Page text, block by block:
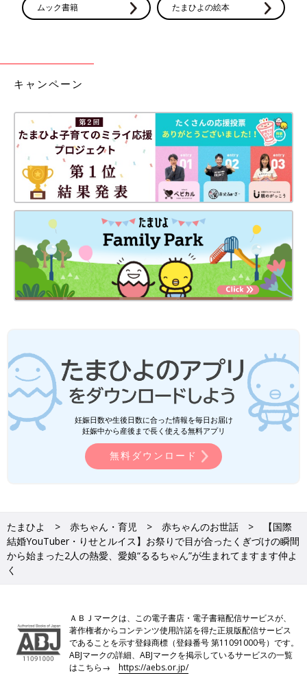
ムック書籍 たまひよの絵本
キャンペーン
妊娠日数や生後日数に合った情報を毎日お届け
妊娠中から産後まで長く使える無料アプリ
無料ダウンロード
たまひよ 赤ちゃん・育児 赤ちゃんのお世話
【国際
結婚YouTuber・りせとルイス】お祭りで目が合ったくぎづけの瞬間
から始まった2人の熱愛、愛娘“るるちゃん”が生まれてますます仲よ
く
ＡＢＪマークは、この電子書店・電子書籍配信サービスが、
著作権者からコンテンツ使用許諾を得た正規版配信サービス
であることを示す登録商標（登録番号 第11091000号）です。
ABJマークの詳細、ABJマークを掲示しているサービスの一覧
はこちら→https://aebs.or.jp/